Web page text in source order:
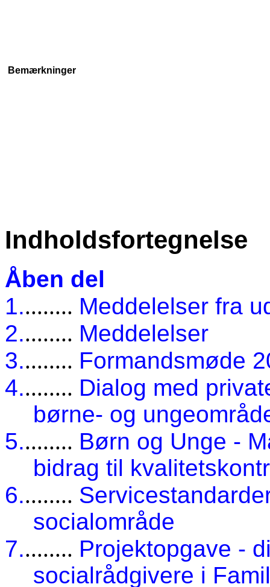
Bemærkninger
Indholdsfortegnelse
Åben del
1......... Meddelelser fra
2......... Meddelelser
3......... Formandsmøde
4......... Dialog med
børne- og
5......... Børn og Unge -
bidrag til
6.........
socialområde
7......... Projektopgave -
socialrådgivere i